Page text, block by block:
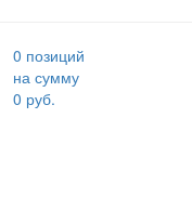
0 позиций
на сумму
0 руб.